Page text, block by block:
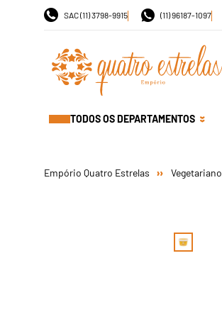
SAC (11) 3798-9915 (11) 96187-1097
TODOS OS DEPARTAMENTOS
Vegetariano